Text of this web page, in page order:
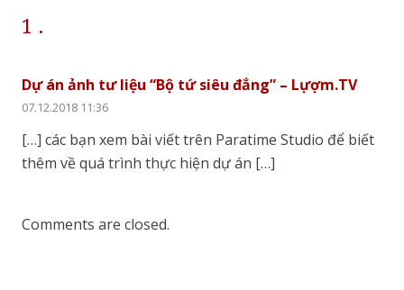
1 Comment
.
Dự án ảnh tư liệu “Bộ tứ siêu đẳng” – Lựợm.TV
07.12.2018 11:36
[…] các bạn xem bài viết trên Paratime Studio để biết
thêm về quá trình thực hiện dự án […]
Comments are closed.